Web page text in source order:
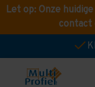
Let op: Onze
contact